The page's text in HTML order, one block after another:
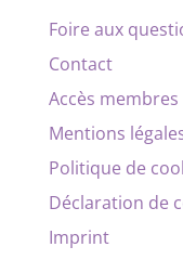
Foire aux
Contact
Accès membres
Mentions
Politique de
Déclaration de
Imprint